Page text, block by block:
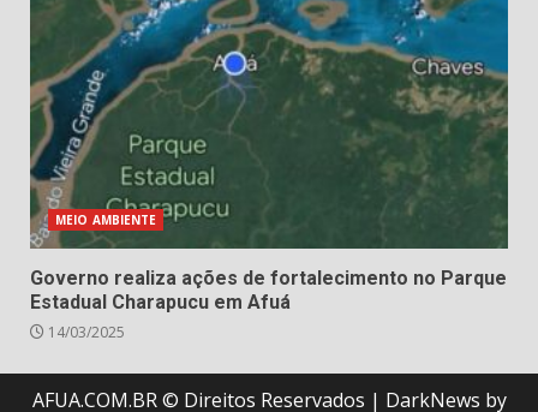
MEIO AMBIENTE
Governo realiza ações de fortalecimento no Parque
Estadual Charapucu em Afuá
14/03/2025
AFUA.COM.BR © Direitos Reservados | DarkNews by